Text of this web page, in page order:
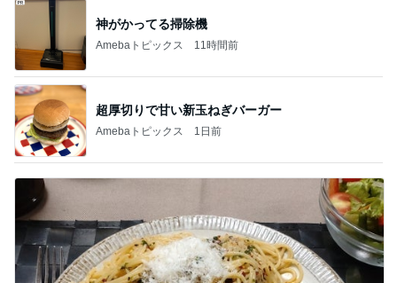
神がかってる掃除機
Amebaトピックス 11時間前
超厚切りで甘い新玉ねぎバーガー
Amebaトピックス 1日前